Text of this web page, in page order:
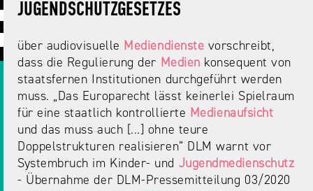
Intermediäre
Europa
in
der
Medienregulierung
Audio
Growth
Laut-
und-
Klar-
Festival
Medienkarriere
NRW
#äsch-
Tecks
Juuuport
NRWision
Förderungen
und
Ausschreibungen
Datenschutzaufsicht
Rechtsgrundlagen
Berichte
Die
JUGENDSCHUTZGESETZES
über audiovisuelle Mediendienste vorschreibt,
dass die Regulierung der Medien konsequent von
staatsfernen Institutionen durchgeführt werden
muss. „Das Europarecht lässt keinerlei Spielraum
für eine staatlich kontrollierte Medienaufsicht
und das muss auch [...] ohne teure
Doppelstrukturen realisieren“ DLM warnt vor
Systembruch im Kinder- und Jugendmedienschutz
- Übernahme der DLM-Pressemitteilung 03/2020